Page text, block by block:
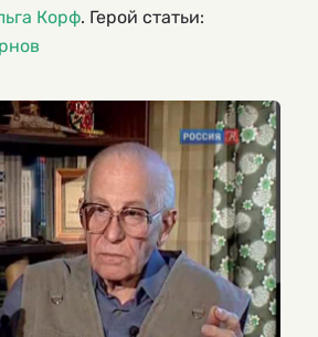
Корф. Герой статьи: